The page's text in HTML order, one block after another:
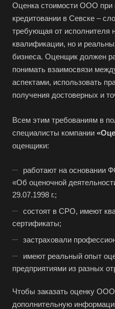
Оценка стоимости ООО при
кредитовании в Севске –
требующая от исполнителя
квалификации, но и
бизнеса. Оценщик должен
понимать взаимосвязи
аспектами, использовать
получения достоверных и
Всем этим требованиям в
специалисты компании
оценщики:
работают на основании
«Об оценочной
29.07.1998 г.;
состоят в СРО, имеют
сертификаты;
застраховали
имеют реальный опыт
предприятиями из разных
Чтобы заказать оценку
дополнительную
Боготол
Большой Камень
Бор
Борзя
Борисоглебск
Боровичи
Бронницы
Брянск
Бугульма
Бугуруслан
Бузулук
Валуйки